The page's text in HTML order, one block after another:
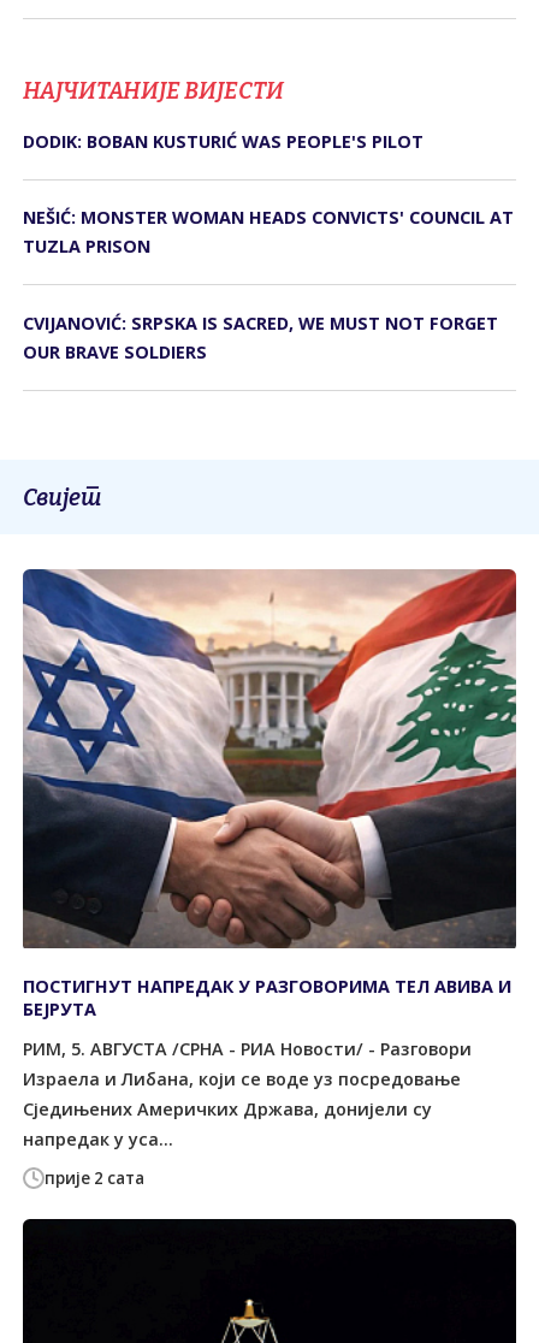
НАЈЧИТАНИЈЕ ВИЈЕСТИ
DODIK: BOBAN KUSTURIĆ WAS PEOPLE'S PILOT
NEŠIĆ: MONSTER WOMAN HEADS CONVICTS' COUNCIL AT
TUZLA PRISON
CVIJANOVIĆ: SRPSKA IS SACRED, WE MUST NOT FORGET
OUR BRAVE SOLDIERS
Свијет
прије 2 сата
ПОСТИГНУТ НАПРЕДАК У РАЗГОВОРИМА ТЕЛ АВИВА И
БЕЈРУТА
РИМ, 5. АВГУСТА /СРНА - РИА Новости/ - Разговори
Израела и Либана, који се воде уз посредовање
Сједињених Америчких Држава, донијели су
напредак у уса...